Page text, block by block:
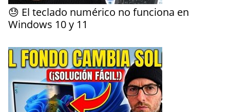
😓 El teclado numérico no funciona en
Windows 10 y 11